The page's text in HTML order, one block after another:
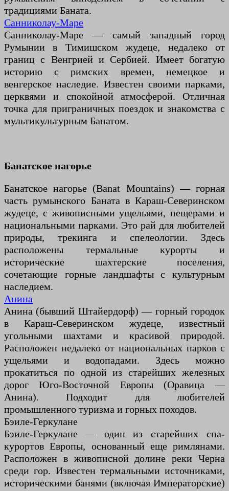
традициями Баната.
Санниколау-Маре
Санниколау-Маре — самый западный город
Румынии в Тимишском жудеце, недалеко от
границ с Венгрией и Сербией. Имеет богатую
историю с римских времен, немецкое и
венгерское наследие. Известен своими парками,
церквями и спокойной атмосферой. Отличная
точка для приграничных поездок и знакомства с
мультикультурным Банатом.
Банатское нагорье
Банатское нагорье (Banat Mountains) — горная
часть румынского Баната в Караш-Северинском
жудеце, с живописными ущельями, пещерами и
национальными парками. Это рай для любителей
природы, трекинга и спелеологии. Здесь
расположены термальные курорты и
исторические шахтерские поселения,
сочетающие горные ландшафты с культурным
наследием.
Анина
Анина (бывший Штайердорф) — горный городок
в Караш-Северинском жудеце, известный
угольными шахтами и красивой природой.
Расположен недалеко от национальных парков с
ущельями и водопадами. Здесь можно
прокатиться по одной из старейших железных
дорог Юго-Восточной Европы (Оравица —
Анина). Подходит для любителей
промышленного туризма и горных походов.
Бэиле-Геркулане
Бэиле-Геркулане — один из старейших спа-
курортов Европы, основанный еще римлянами.
Расположен в живописной долине реки Черна
среди гор. Известен термальными источниками,
историческими банями (включая Императорские)